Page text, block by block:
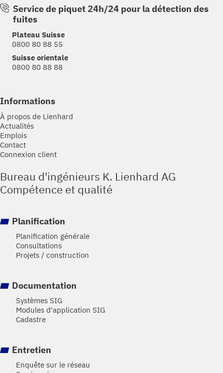
Service de piquet 24h/24 pour la détection des
fuites
Plateau Suisse
0800 80 88 55
Suisse orientale
0800 80 88 88
Informations
À propos de Lienhard
Actualités
Emplois
Contact
Connexion client
Bureau d'ingénieurs K. Lienhard AG
Compétence et qualité
Planification
Planification générale
Consultations
Projets / construction
Documentation
Systèmes SIG
Modules d'application SIG
Cadastre
Entretien
Enquête sur le réseau